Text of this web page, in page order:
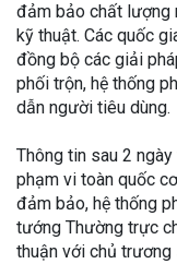
đảm bảo chất lượng
kỹ thuật. Các quốc
đồng bộ các giải
phối trộn, hệ thống
dẫn người tiêu dùng.
Thông tin sau 2
phạm vi toàn quốc
đảm bảo, hệ thống
tướng Thường trực
thuận với chủ